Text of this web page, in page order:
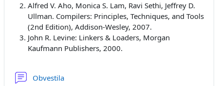
Alfred V. Aho, Monica S. Lam, Ravi Sethi, Jeffrey D.
Ullman. Compilers: Principles, Techniques, and Tools
(2nd Edition), Addison-Wesley, 2007.
John R. Levine: Linkers & Loaders, Morgan
Kaufmann Publishers, 2000.
Obvestila